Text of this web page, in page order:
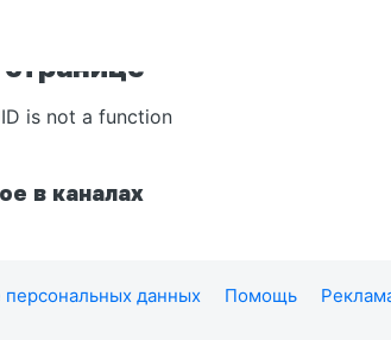
is not a function
в каналах
данных Помощь